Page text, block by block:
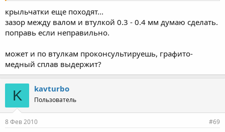
крыльчатки еще походят...
зазор между валом и втулкой 0.3 - 0.4 мм думаю сделать.
поправь если неправильно.
может и по втулкам проконсультируешь, графито-
медный сплав выдержит?
K kavturbo
Пользователь
8 Фев 2010 #69